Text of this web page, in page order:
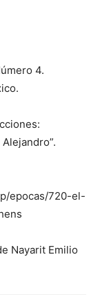
4.
epocas/720-el-
Nayarit Emilio